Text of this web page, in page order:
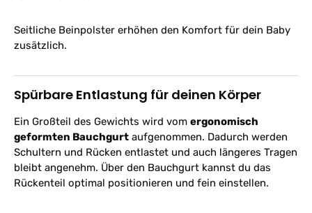
Seitliche Beinpolster erhöhen den Komfort für dein Baby
zusätzlich.
Spürbare Entlastung für deinen Körper
Ein Großteil des Gewichts wird vom ergonomisch
geformten Bauchgurt aufgenommen. Dadurch werden
Schultern und Rücken entlastet und auch längeres Tragen
bleibt angenehm. Über den Bauchgurt kannst du das
Rückenteil optimal positionieren und fein einstellen.